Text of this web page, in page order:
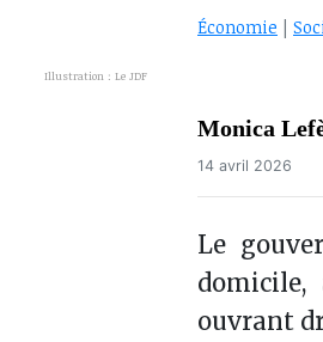
Économie
Illustration : Le JDF
Monica
14 avril 2026
Le
domicile,
ouvrant